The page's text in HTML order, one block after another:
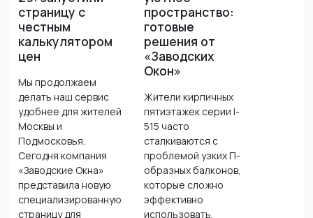
страницу с
честным
калькулятором
цен
Мы продолжаем
делать наш сервис
удобнее для жителей
Москвы и
Подмосковья.
Сегодня компания
«Заводские Окна»
представила новую
специализированную
страницу для
пространство:
готовые
решения от
«Заводских
Окон»
Жители кирпичных
пятиэтажек серии I-
515 часто
сталкиваются с
проблемой узких П-
образных балконов,
которые сложно
эффективно
использовать.